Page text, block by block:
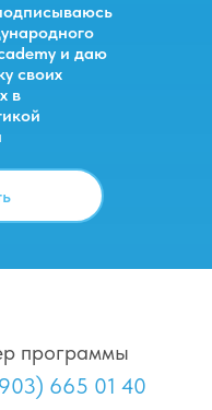
и даю
своих
в
программы
665 01 40